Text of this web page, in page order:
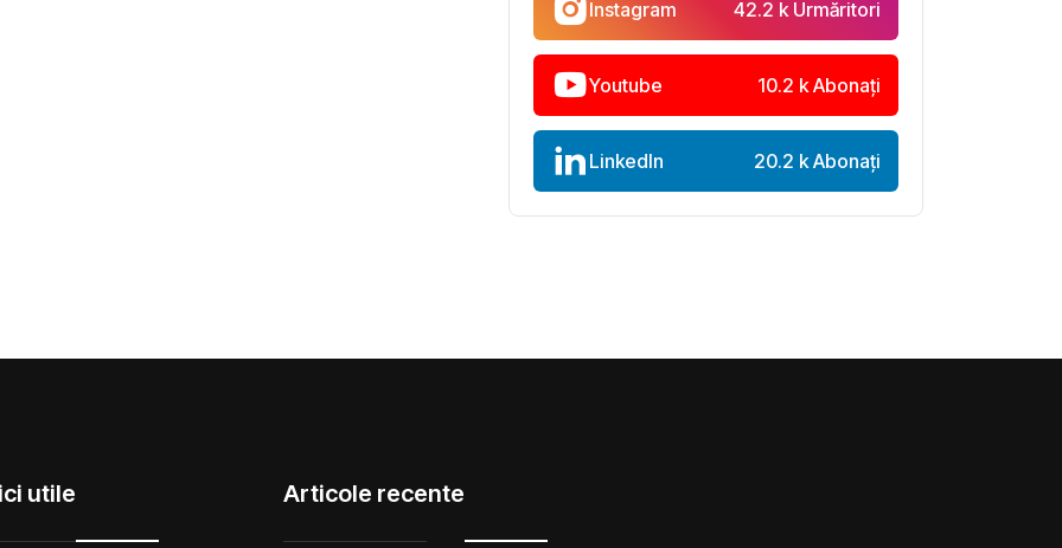
Instagram 42.2 k Urmăritori
Youtube 10.2 k Abonați
LinkedIn 20.2 k Abonați
utile Articole recente